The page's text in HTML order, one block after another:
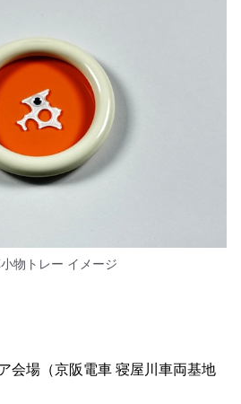
物トレー イメージ
会場（京阪電車 寝屋川車両基地